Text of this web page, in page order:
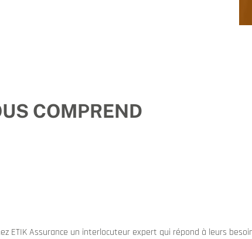
COMPREND
ETIK Assurance un interlocuteur expert qui répond à leurs